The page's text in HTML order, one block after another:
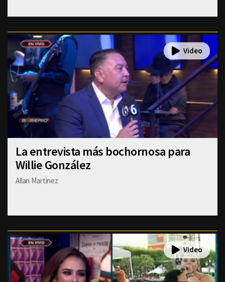
La entrevista más bochornosa para
Willie González
Allan Martinez